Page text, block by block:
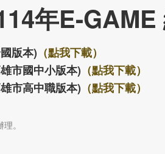
年E-
版本) （點我下載）
市國中小版本) （點我下載）
市高中職版本) （點我下載）
。